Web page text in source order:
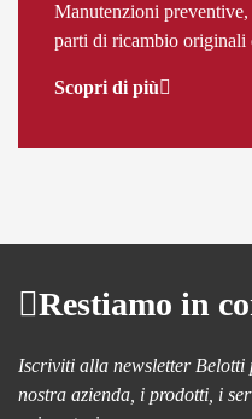
Manutenzioni
parti di ricambio originali
Scopri di più
Restiamo in
Iscriviti alla newsletter
nostra azienda, i prodotti, i